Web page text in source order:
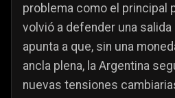
problema como el principal
volvió a defender una
apunta a que, sin una
ancla plena, la Argentina
nuevas tensiones